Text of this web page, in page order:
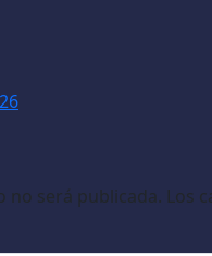
no será publicada. Los